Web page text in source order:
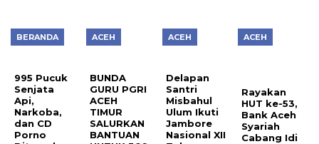
BERANDA
995 Pucuk
Senjata
Api,
Narkoba,
dan CD
Porno
ACEH
BUNDA
GURU PGRI
ACEH
TIMUR
SALURKAN
BANTUAN
ACEH
Delapan
Santri
Misbahul
Ulum Ikuti
Jambore
Nasional XII
ACEH
Rayakan
HUT ke-53,
Bank Aceh
Syariah
Cabang Idi